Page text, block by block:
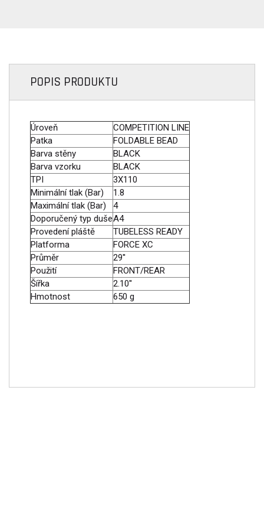
POPIS PRODUKTU
Úroveň
COMPETITION LINE
Patka
FOLDABLE BEAD
Barva stěny
BLACK
Barva vzorku
BLACK
TPI
3X110
Minimální tlak (Bar)
1.8
Maximální tlak (Bar)
4
Doporučený typ dušeA4
Provedení pláště
TUBELESS READY
Platforma
FORCE XC
Průměr
29''
Použití
FRONT/REAR
Šířka
2.10''
Hmotnost
650 g